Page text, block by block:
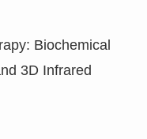
Biochemical
3D Infrared